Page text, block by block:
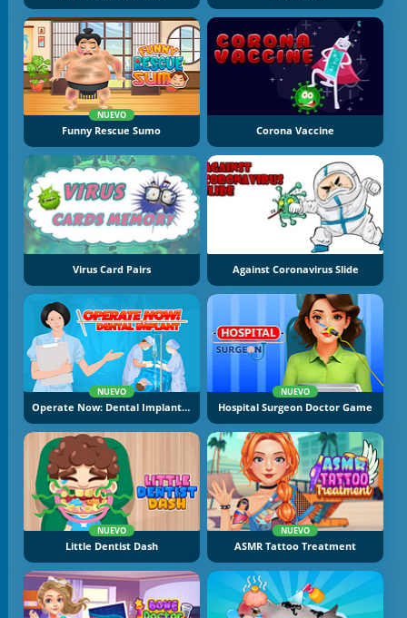
NUEVO
Funny Rescue Sumo Corona Vaccine
Virus Card Pairs Against Coronavirus Slide
NUEVO
Operate Now: Dental Implant Surgery
NUEVO
Hospital Surgeon Doctor Game
NUEVO
Little Dentist Dash
NUEVO
ASMR Tattoo Treatment